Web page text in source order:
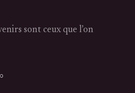
sont ceux que l’on